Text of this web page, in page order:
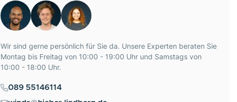
Wir sind gerne persönlich für Sie da. Unsere Experten beraten Sie
Montag bis Freitag von 10:00 - 19:00 Uhr und Samstags von
10:00 - 18:00 Uhr.
089 55146114